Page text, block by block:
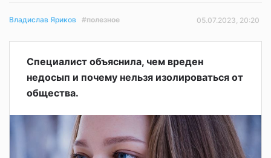
Владислав Яриков #полезное 05.07.2023, 20:20
Специалист объяснила, чем вреден
недосып и почему нельзя изолироваться от
общества.